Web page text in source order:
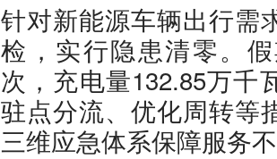
针对新能源车辆出行需
检，实行隐患清零。
次，充电量132.85万千
驻点分流、优化周转等
三维应急体系保障服务